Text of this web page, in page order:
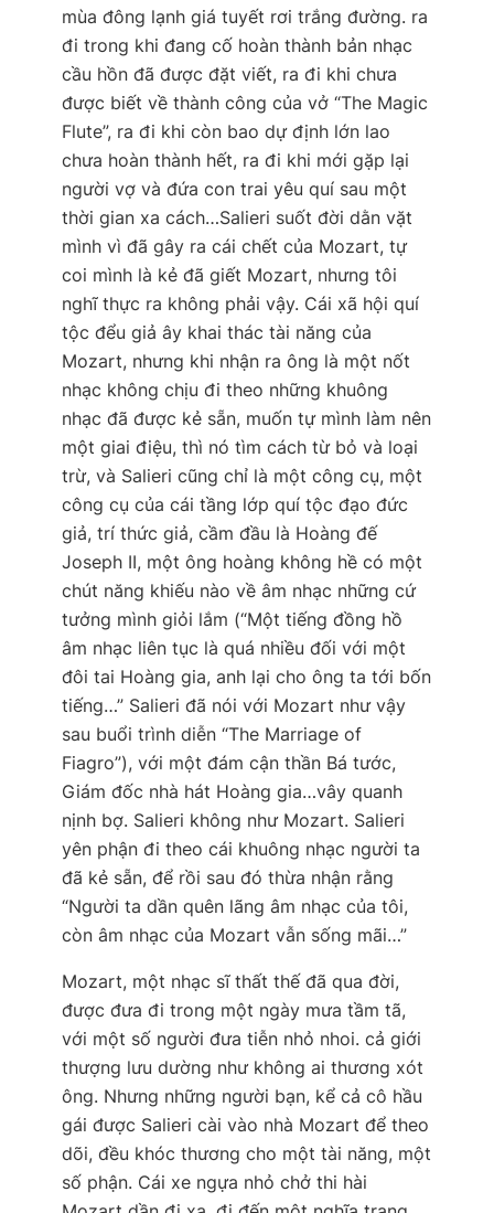
mùa đông lạnh giá tuyết rơi trắng đường. ra
đi trong khi đang cố hoàn thành bản nhạc
cầu hồn đã được đặt viết, ra đi khi chưa
được biết về thành công của vở “The Magic
Flute”, ra đi khi còn bao dự định lớn lao
chưa hoàn thành hết, ra đi khi mới gặp lại
người vợ và đứa con trai yêu quí sau một
thời gian xa cách…Salieri suốt đời dằn vặt
mình vì đã gây ra cái chết của Mozart, tự
coi mình là kẻ đã giết Mozart, nhưng tôi
nghĩ thực ra không phải vậy. Cái xã hội quí
tộc đểu giả ây khai thác tài năng của
Mozart, nhưng khi nhận ra ông là một nốt
nhạc không chịu đi theo những khuông
nhạc đã được kẻ sẵn, muốn tự mình làm nên
một giai điệu, thì nó tìm cách từ bỏ và loại
trừ, và Salieri cũng chỉ là một công cụ, một
công cụ của cái tầng lớp quí tộc đạo đức
giả, trí thức giả, cầm đầu là Hoàng đế
Joseph II, một ông hoàng không hề có một
chút năng khiếu nào về âm nhạc những cứ
tưởng mình giỏi lắm (“Một tiếng đồng hồ
âm nhạc liên tục là quá nhiều đối với một
đôi tai Hoàng gia, anh lại cho ông ta tới bốn
tiếng…” Salieri đã nói với Mozart như vậy
sau buổi trình diễn “The Marriage of
Fiagro”), với một đám cận thần Bá tước,
Giám đốc nhà hát Hoàng gia…vây quanh
nịnh bợ. Salieri không như Mozart. Salieri
yên phận đi theo cái khuông nhạc người ta
đã kẻ sẵn, để rồi sau đó thừa nhận rằng
“Người ta dần quên lãng âm nhạc của tôi,
còn âm nhạc của Mozart vẫn sống mãi…”
Mozart, một nhạc sĩ thất thế đã qua đời,
được đưa đi trong một ngày mưa tầm tã,
với một số người đưa tiễn nhỏ nhoi. cả giới
thượng lưu dường như không ai thương xót
ông. Nhưng những người bạn, kể cả cô hầu
gái được Salieri cài vào nhà Mozart để theo
dõi, đều khóc thương cho một tài năng, một
số phận. Cái xe ngựa nhỏ chở thi hài